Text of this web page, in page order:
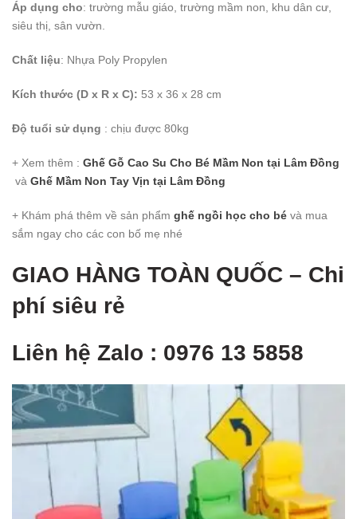
Áp dụng cho: trường mẫu giáo, trường mầm non, khu dân cư,
siêu thị, sân vườn.
Chất liệu: Nhựa Poly Propylen
Kích thước (D x R x C): 53 x 36 x 28 cm
Độ tuổi sử dụng : chịu được 80kg
+ Xem thêm : Ghế Gỗ Cao Su Cho Bé Mầm Non tại Lâm Đồng
và Ghế Mầm Non Tay Vịn tại Lâm Đồng
+ Khám phá thêm về sản phẩm ghế ngồi học cho bé và mua
sắm ngay cho các con bố mẹ nhé
GIAO HÀNG TOÀN QUỐC – Chi
phí siêu rẻ
Liên hệ Zalo : 0976 13 5858